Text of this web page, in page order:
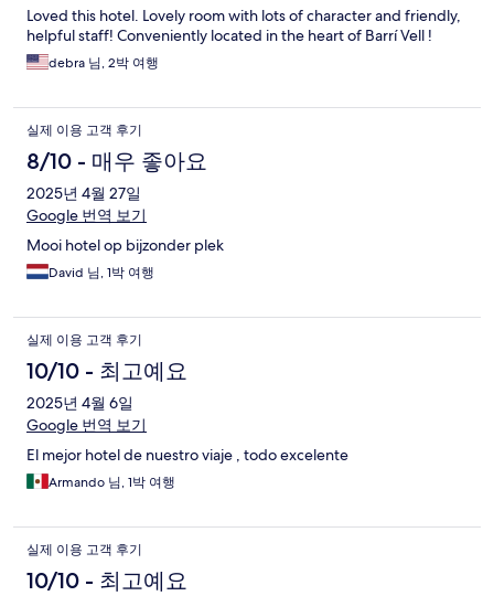
Loved this hotel. Lovely room with lots of character and friendly,
helpful staff! Conveniently located in the heart of Barrí Vell !
debra 님, 2박 여행
실제 이용 고객 후기
8/10 - 매우 좋아요
2025년 4월 27일
Google 번역 보기
Mooi hotel op bijzonder plek
David 님, 1박 여행
실제 이용 고객 후기
10/10 - 최고예요
2025년 4월 6일
Google 번역 보기
El mejor hotel de nuestro viaje , todo excelente
Armando 님, 1박 여행
실제 이용 고객 후기
10/10 - 최고예요